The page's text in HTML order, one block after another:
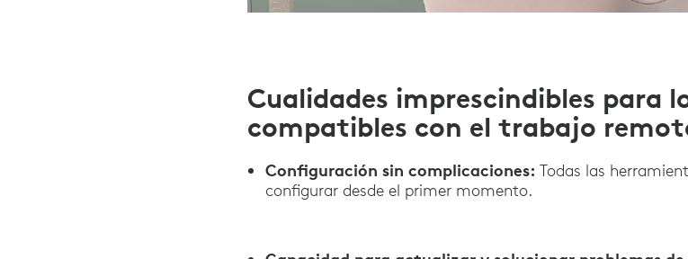
Cualidades imprescindibles para
compatibles con el trabajo
Configuración sin complicaciones: Todas las
configurar desde el primer momento.